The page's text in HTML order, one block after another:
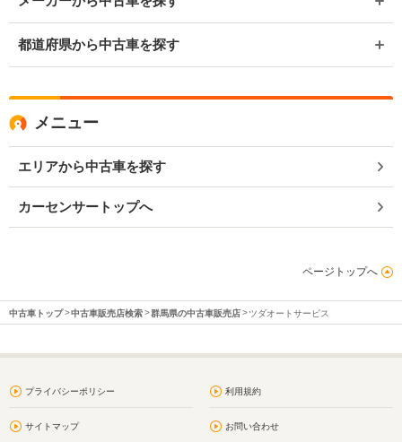
都道府県から中古車を探す
メニュー
エリアから中古車を探す
カーセンサートップへ
ページトップへ
中古車トップ 中古車販売店検索 群馬県の中古車販売店 ツダオートサービス
プライバシーポリシー 利用規約
サイトマップ お問い合わせ